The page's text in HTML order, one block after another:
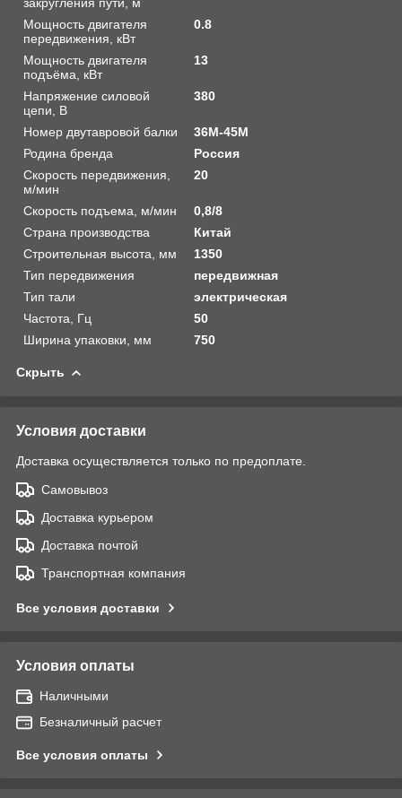
Мощность двигателя
передвижения, кВт
0.8
Мощность двигателя
подъёма, кВт
13
Напряжение силовой
цепи, В
380
Номер двутавровой балки
36М-45М
Родина бренда
Россия
Скорость передвижения,
м/мин
20
Скорость подъема, м/мин
0,8/8
Страна производства
Китай
Строительная высота, мм
1350
Тип передвижения
передвижная
Тип тали
электрическая
Частота, Гц
50
Ширина упаковки, мм
750
Скрыть
Условия доставки
Доставка осуществляется только по предоплате.
Самовывоз
Доставка курьером
Доставка почтой
Транспортная компания
Все условия доставки
Условия оплаты
Наличными
Безналичный расчет
Все условия оплаты